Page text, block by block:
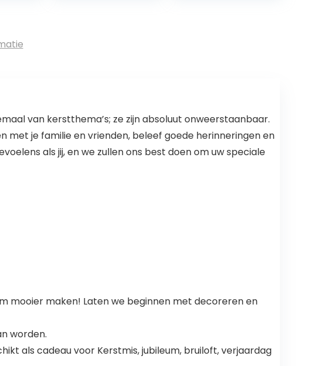
van kerstthema’s; ze zijn absoluut onweerstaanbaar.
met je familie en vrienden, beleef goede herinneringen en
als jij, en we zullen ons best doen om uw speciale
mooier maken! Laten we beginnen met decoreren en
worden.
als cadeau voor Kerstmis, jubileum, bruiloft, verjaardag